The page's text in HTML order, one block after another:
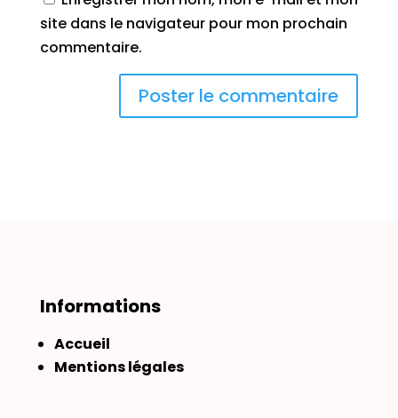
site dans le navigateur pour mon prochain
commentaire.
Informations
Accueil
Mentions légales